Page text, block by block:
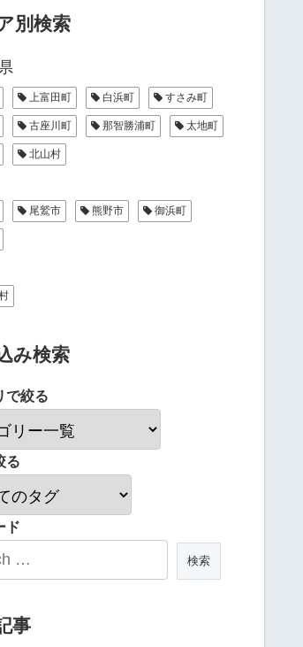
別検索
上富田町 白浜町 すさみ町
古座川町 那智勝浦町 太地町
北山村
尾鷲市 熊野市 御浜町
み検索
で絞る
る
ド
事